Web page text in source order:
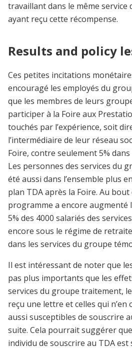
travaillant dans le même service
ayant reçu cette récompense.
Results and policy
Ces petites incitations
encouragé les employés du
que les membres de leurs
participer à la Foire aux
touchés par l’expérience, soit
l’intermédiaire de leur réseau
Foire, contre seulement 5%
Les personnes des services du
été aussi dans l’ensemble plus
plan TDA après la Foire. Au bout
programme a encore augmenté
5% des 4000 salariés des
encore sous le régime de
dans les services du groupe
Il est intéressant de noter que
pas plus importants que les
services du groupe traitement,
reçu une lettre et celles qui
aussi susceptibles de souscrire
suite. Cela pourrait suggérer
individu de souscrire au TDA est